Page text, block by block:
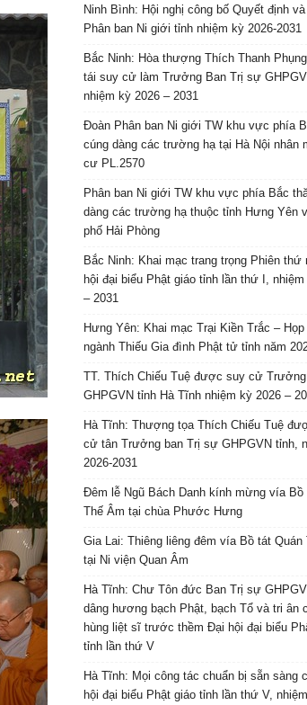
Ninh Bình: Hội nghị công bố Quyết định
Phân ban Ni giới tỉnh nhiệm kỳ 2026-2031
Bắc Ninh: Hòa thượng Thích Thanh
tái suy cử làm Trưởng Ban Trị sự
nhiệm kỳ 2026 – 2031
Đoàn Phân ban Ni giới TW khu vực phía
cúng dàng các trường hạ tại Hà Nội nhân
cư PL.2570
Phân ban Ni giới TW khu vực phía Bắc
dàng các trường hạ thuộc tỉnh Hưng Yên
phố Hải Phòng
Bắc Ninh: Khai mạc trang trọng Phiên thứ
hội đại biểu Phật giáo tỉnh lần thứ I,
– 2031
Hưng Yên: Khai mạc Trại Kiền Trắc – Họp
ngành Thiếu Gia đình Phật tử tỉnh năm
TT. Thích Chiếu Tuệ được suy cử
GHPGVN tỉnh Hà Tĩnh nhiệm kỳ 2026 –
Hà Tĩnh: Thượng tọa Thích Chiếu Tuệ
cử tân Trưởng ban Trị sự GHPGVN tỉnh,
2026-2031
Đêm lễ Ngũ Bách Danh kính mừng vía Bồ
Thế Âm tại chùa Phước Hưng
Gia Lai: Thiêng liêng đêm vía Bồ tát Quán
tại Ni viện Quan Âm
Hà Tĩnh: Chư Tôn đức Ban Trị sự
dâng hương bạch Phật, bạch Tổ và tri ân
hùng liệt sĩ trước thềm Đại hội đại biểu
tỉnh lần thứ V
Hà Tĩnh: Mọi công tác chuẩn bị sẵn sàng
hội đại biểu Phật giáo tỉnh lần thứ V,